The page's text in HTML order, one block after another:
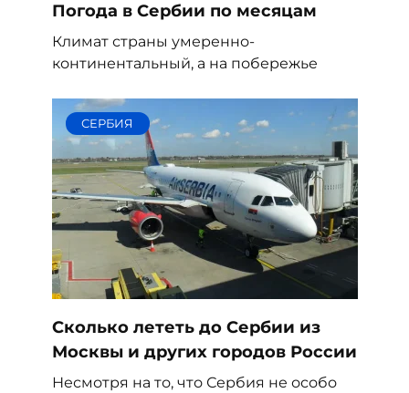
Погода в Сербии по месяцам
Климат страны умеренно-
континентальный, а на побережье
СЕРБИЯ
Сколько лететь до Сербии из
Москвы и других городов России
Несмотря на то, что Сербия не особо